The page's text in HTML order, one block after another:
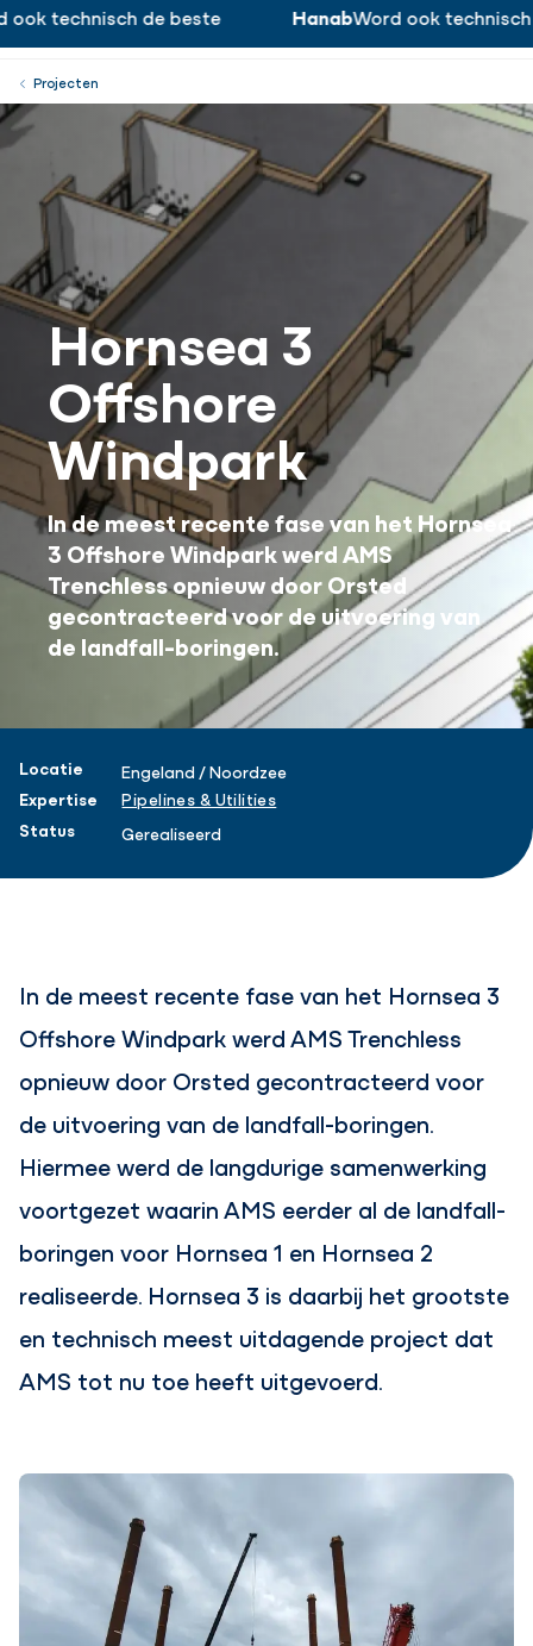
Word ook technisch de beste!
technisch de beste HanabWord ook technisch
Werken bij Menu
Projecten
Hornsea 3
Offshore
Windpark
In de meest recente fase van het Hornsea
3 Offshore Windpark werd AMS
Trenchless opnieuw door Orsted
gecontracteerd voor de uitvoering van
de landfall-boringen.
Projectinformatie
Locatie
Engeland / Noordzee
Expertise
Pipelines & Utilities
Status
Gerealiseerd
In de meest recente fase van het Hornsea 3
Offshore Windpark werd AMS Trenchless
opnieuw door Orsted gecontracteerd voor
de uitvoering van de landfall-boringen.
Hiermee werd de langdurige samenwerking
voortgezet waarin AMS eerder al de landfall-
boringen voor Hornsea 1 en Hornsea 2
realiseerde. Hornsea 3 is daarbij het grootste
en technisch meest uitdagende project dat
AMS tot nu toe heeft uitgevoerd.